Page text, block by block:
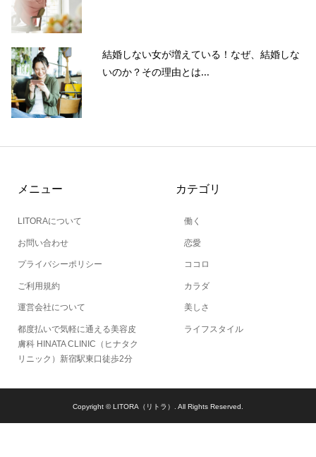
結婚しない女が増えている！なぜ、結婚しな
いのか？その理由とは...
メニュー
LITORAについて
お問い合わせ
プライバシーポリシー
ご利用規約
運営会社について
都度払いで気軽に通える美容皮
膚科 HINATA CLINIC（ヒナタク
リニック）新宿駅東口徒歩2分
カテゴリ
働く
恋愛
ココロ
カラダ
美しさ
ライフスタイル
Copyright ©LITORA（リトラ）. All Rights Reserved.